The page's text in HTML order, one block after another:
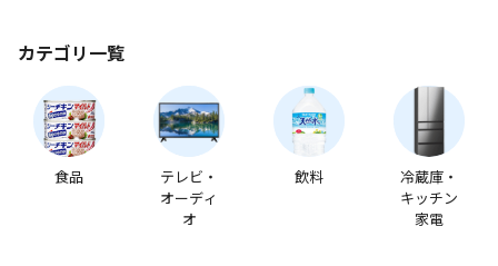
カテゴリ一覧
食品
テレビ・
オーディ
オ
飲料
冷蔵庫・
キッチン
家電